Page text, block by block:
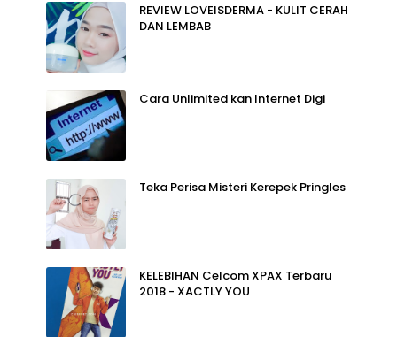
REVIEW LOVEISDERMA - KULIT CERAH
DAN LEMBAB
Cara Unlimited kan Internet Digi
Teka Perisa Misteri Kerepek Pringles
KELEBIHAN Celcom XPAX Terbaru
2018 - XACTLY YOU